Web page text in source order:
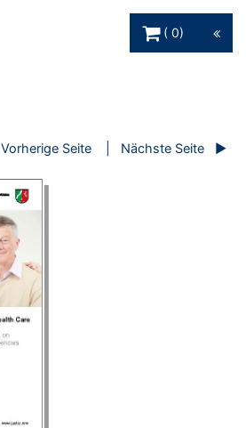
0
Vorherige Seite Nächste Seite